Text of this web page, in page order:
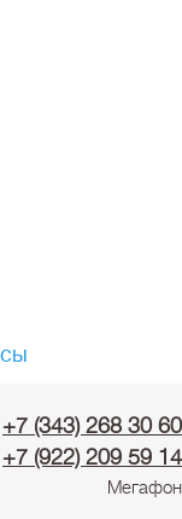
+7 (343) 268 30 60
+7 (922) 209 59 14
Мегафон